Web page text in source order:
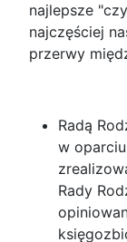
najlepsze
najczęściej
przerwy
Radą
w
Rady